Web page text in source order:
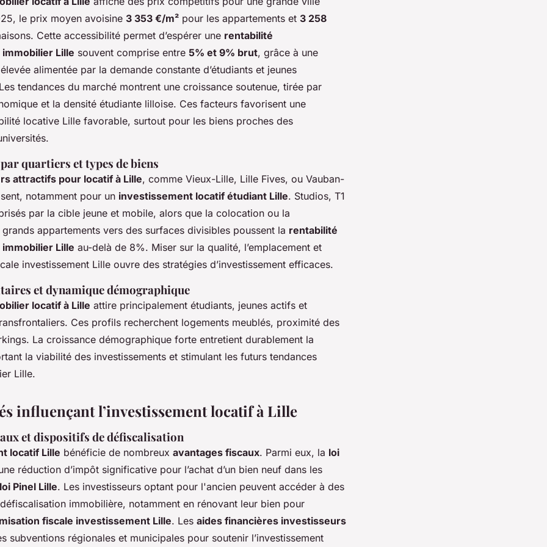
le prix moyen avoisine 3 353 €/m² pour les appartements et 3 258
Cette accessibilité permet d’espérer une rentabilité
Lille souvent comprise entre 5% et 9% brut, grâce à une
alimentée par la demande constante d’étudiants et jeunes
tendances du marché montrent une croissance soutenue, tirée par
et la densité étudiante lilloise. Ces facteurs favorisent une
locative Lille favorable, surtout pour les biens proches des
quartiers et types de biens
attractifs pour locatif à Lille, comme Vieux-Lille, Lille Fives, ou Vauban-
notamment pour un investissement locatif étudiant Lille. Studios, T1
par la cible jeune et mobile, alors que la colocation ou la
appartements vers des surfaces divisibles poussent la rentabilité
Lille au-delà de 8%. Miser sur la qualité, l’emplacement et
investissement Lille ouvre des stratégies d’investissement efficaces.
et dynamique démographique
locatif à Lille attire principalement étudiants, jeunes actifs et
Ces profils recherchent logements meublés, proximité des
La croissance démographique forte entretient durablement la
la viabilité des investissements et stimulant les futurs tendances
Lille.
influençant l’investissement locatif à Lille
et dispositifs de défiscalisation
locatif Lille bénéficie de nombreux avantages fiscaux. Parmi eux, la loi
réduction d’impôt significative pour l’achat d’un bien neuf dans les
Pinel Lille. Les investisseurs optant pour l'ancien peuvent accéder à des
immobilière, notamment en rénovant leur bien pour
fiscale investissement Lille. Les aides financières investisseurs
subventions régionales et municipales pour soutenir l’investissement